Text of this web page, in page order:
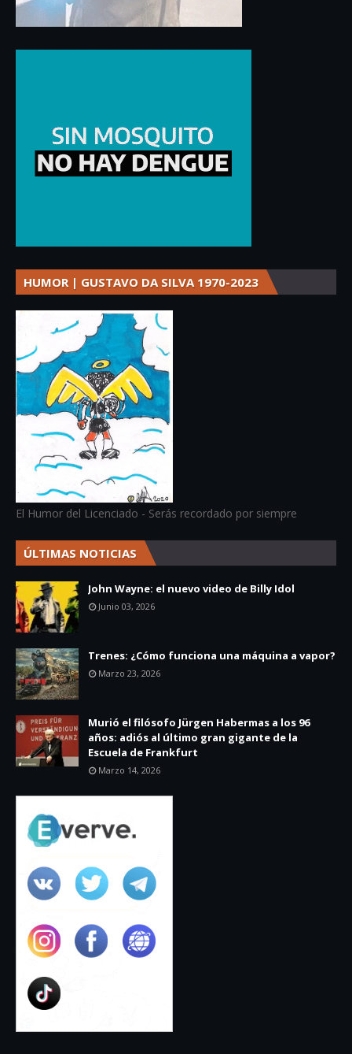
HUMOR | GUSTAVO DA SILVA 1970-2023
El Humor del Licenciado - Serás recordado por siempre
ÚLTIMAS NOTICIAS
John Wayne: el nuevo video de Billy Idol
Junio 03, 2026
Trenes: ¿Cómo funciona una máquina a vapor?
Marzo 23, 2026
Murió el filósofo Jürgen Habermas a los 96
años: adiós al último gran gigante de la
Escuela de Frankfurt
Marzo 14, 2026